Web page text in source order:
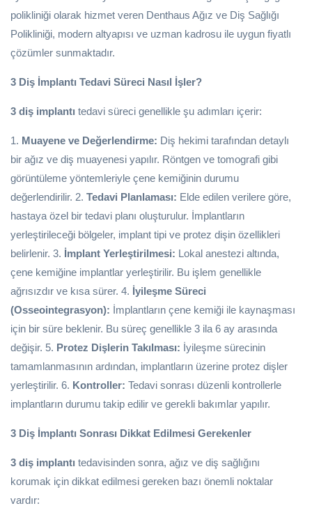
polikliniği olarak hizmet veren Denthaus Ağız ve Diş Sağlığı
Polikliniği, modern altyapısı ve uzman kadrosu ile uygun fiyatlı
çözümler sunmaktadır.
3 Diş İmplantı Tedavi Süreci Nasıl İşler?
3 diş implantı tedavi süreci genellikle şu adımları içerir:
1. Muayene ve Değerlendirme: Diş hekimi tarafından detaylı
bir ağız ve diş muayenesi yapılır. Röntgen ve tomografi gibi
görüntüleme yöntemleriyle çene kemiğinin durumu
değerlendirilir. 2. Tedavi Planlaması: Elde edilen verilere göre,
hastaya özel bir tedavi planı oluşturulur. İmplantların
yerleştirileceği bölgeler, implant tipi ve protez dişin özellikleri
belirlenir. 3. İmplant Yerleştirilmesi: Lokal anestezi altında,
çene kemiğine implantlar yerleştirilir. Bu işlem genellikle
ağrısızdır ve kısa sürer. 4. İyileşme Süreci
(Osseointegrasyon): İmplantların çene kemiği ile kaynaşması
için bir süre beklenir. Bu süreç genellikle 3 ila 6 ay arasında
değişir. 5. Protez Dişlerin Takılması: İyileşme sürecinin
tamamlanmasının ardından, implantların üzerine protez dişler
yerleştirilir. 6. Kontroller: Tedavi sonrası düzenli kontrollerle
implantların durumu takip edilir ve gerekli bakımlar yapılır.
3 Diş İmplantı Sonrası Dikkat Edilmesi Gerekenler
3 diş implantı tedavisinden sonra, ağız ve diş sağlığını
korumak için dikkat edilmesi gereken bazı önemli noktalar
vardır: